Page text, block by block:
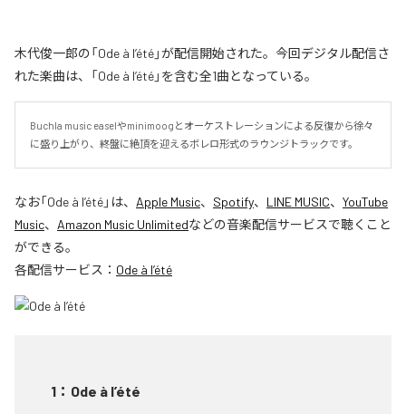
木代俊一郎の「Ode à l’été」が配信開始された。今回デジタル配信さ
れた楽曲は、「Ode à l’été」を含む全1曲となっている。
Buchla music easelやminimoogとオーケストレーションによる反復から徐々
に盛り上がり、終盤に絶頂を迎えるボレロ形式のラウンジトラックです。
なお「Ode à l’été」は、 Apple Music、 Spotify、 LINE MUSIC、 YouTube
Music、 Amazon Music Unlimitedなどの音楽配信サービスで聴くこと
ができる。
各配信サービス： Ode à l’été
1 ： Ode à l’été